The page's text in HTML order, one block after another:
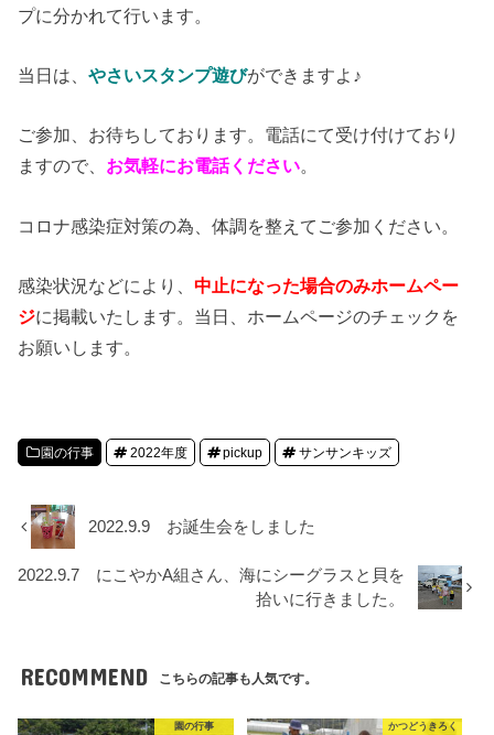
プに分かれて行います。
当日は、やさいスタンプ遊びができますよ♪
ご参加、お待ちしております。電話にて受け付けており
ますので、 お気軽にお電話ください。
コロナ感染症対策の為、体調を整えてご参加ください。
感染状況などにより、中止になった場合のみホームペー
ジに掲載いたします。当日、ホームページのチェックを
お願いします。
園の行事 2022年度 pickup サンサンキッズ
2022.9.9 お誕生会をしました
2022.9.7 にこやかA組さん、海にシーグラスと貝を
拾いに行きました。
RECOMMEND こちらの記事も人気です。
園の行事 かつどうきろく